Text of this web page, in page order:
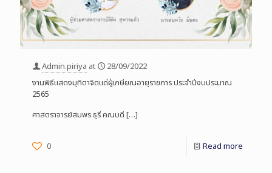
Admin.piriya at
28/09/2022
งานพิธีแสดงมุทิตาจิตแด่ผู้เกษียณอายุราชการ ประจำปีงบประมาณ
2565
ศาสตราจารย์สมพร ธุรี คณบดี […]
0 Read more